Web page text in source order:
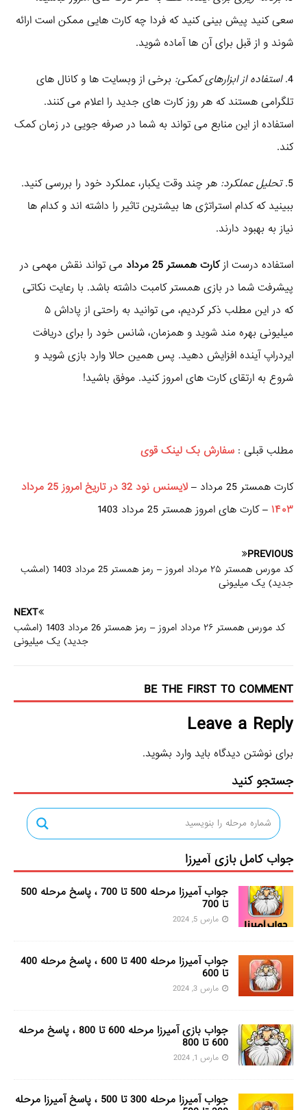
سعی کنید پیش بینی کنید که فردا چه کارت هایی ممکن است ارائه
شوند و از قبل برای آن ها آماده شوید.
4. استفاده از ابزارهای کمکی: برخی از وبسایت ها و کانال های
تلگرامی هستند که هر روز کارت های جدید را اعلام می کنند.
استفاده از این منابع می تواند به شما در صرفه جویی در زمان کمک
کند.
5. تحلیل عملکرد: هر چند وقت یکبار، عملکرد خود را بررسی کنید.
ببینید که کدام استراتژی ها بیشترین تاثیر را داشته اند و کدام ها
نیاز به بهبود دارند.
استفاده درست ازکارت همستر 25 مرداد
می تواند نقش مهمی در
پیشرفت شما در بازی همستر کامبت داشته باشد. با رعایت نکاتی
که در این مطلب ذکر کردیم، می توانید به راحتی از پاداش ۵
میلیونی بهره مند شوید و همزمان، شانس خود را برای دریافت
ایردراپ آینده افزایش دهید. پس همین حالا وارد بازی شوید و
شروع به ارتقای کارت های امروز کنید. موفق باشید!
مطلب قبلی : سفارش بک لینک قوی
کارت همستر 25 مرداد –
لایسنس نود 32 در تاریخ امروز 25 مرداد
۱۴۰۳ – کارت های امروز همستر 25 مرداد 1403
PREVIOUS
کد مورس همستر ۲۵ مرداد امروز – رمز همستر 25 مرداد 1403 (امشب
جدید) یک میلیونی
NEXT
کد مورس همستر ۲۶ مرداد امروز – رمز همستر 26 مرداد 1403 (امشب
جدید) یک میلیونی
BE THE FIRST TO COMMENT
Leave a Reply
برای نوشتن دیدگاه باید وارد بشوید.
جستجو کنید
جواب کامل بازی آمیرزا
جواب آمیرزا مرحله 500 تا 700 ، پاسخ مرحله 500
تا 700
مارس 5, 2024
جواب آمیرزا مرحله 400 تا 600 ، پاسخ مرحله 400
تا 600
مارس 3, 2024
جواب بازی آمیرزا مرحله 600 تا 800 ، پاسخ مرحله
600 تا 800
مارس 1, 2024
جواب آمیرزا مرحله 300 تا 500 ، پاسخ آمیرزا مرحله